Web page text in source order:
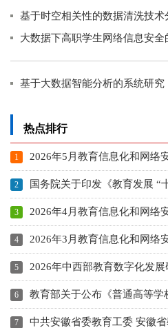
基于时空相关性的数据清洗技术
大数据下高职学生网络信息安
基于大数据智能分析的系统研究
热点排行
2026年5月教育信息化和网络
国务院关于印发《教育发展 “
2026年4月教育信息化和网络
2026年3月教育信息化和网络
2026年中西部教育数字化发
教育部关于公布《普通高等学校本
中共安徽省委教育工委 安徽